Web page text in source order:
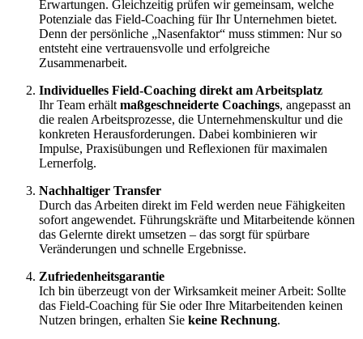
Erwartungen. Gleichzeitig prüfen wir gemeinsam, welche
Potenziale das Field-Coaching für Ihr Unternehmen bietet.
Denn der persönliche „Nasenfaktor“ muss stimmen: Nur so
entsteht eine vertrauensvolle und erfolgreiche
Zusammenarbeit.
Individuelles Field-Coaching direkt am Arbeitsplatz
Ihr Team erhält maßgeschneiderte Coachings, angepasst an
die realen Arbeitsprozesse, die Unternehmenskultur und die
konkreten Herausforderungen. Dabei kombinieren wir
Impulse, Praxisübungen und Reflexionen für maximalen
Lernerfolg.
Nachhaltiger Transfer
Durch das Arbeiten direkt im Feld werden neue Fähigkeiten
sofort angewendet. Führungskräfte und Mitarbeitende können
das Gelernte direkt umsetzen – das sorgt für spürbare
Veränderungen und schnelle Ergebnisse.
Zufriedenheitsgarantie
Ich bin überzeugt von der Wirksamkeit meiner Arbeit: Sollte
das Field-Coaching für Sie oder Ihre Mitarbeitenden keinen
Nutzen bringen, erhalten Sie keine Rechnung.